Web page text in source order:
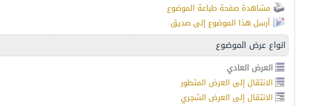
مشاهدة صفحة طباعة الموضوع
أرسل هذا الموضوع إلى صديق
انواع عرض الموضوع
العرض العادي
الانتقال إلى العرض المتطور
الانتقال إلى العرض الشجري